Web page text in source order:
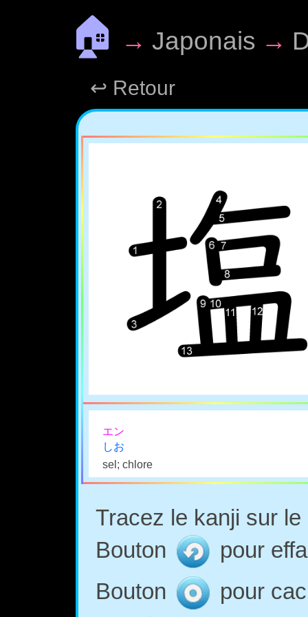
🏠 → Japonais →
↩ Retour
エン
しお
sel; chlore
Tracez le kanji sur
Bouton
pour
Bouton
pour